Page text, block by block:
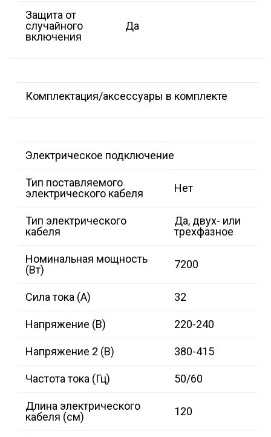
Защита от
случайного
включения
Да
Комплектация/аксессуары в комплекте
Электрическое подключение
Тип поставляемого
электрического кабеля
Нет
Тип электрического
кабеля
Да, двух- или
трехфазное
Номинальная мощность
(Вт)
7200
Сила тока (А) 32
Напряжение (В) 220-240
Напряжение 2 (В) 380-415
Частота тока (Гц) 50/60
Длина электрического
кабеля (см)
120